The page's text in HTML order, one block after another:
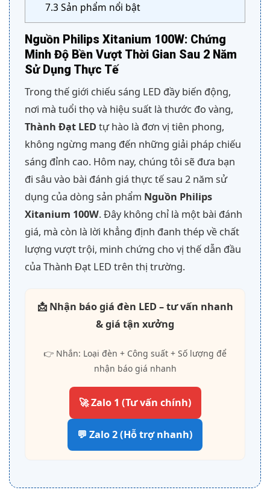
7.3 Sản phẩm nổi bật
Nguồn Philips Xitanium 100W: Chứng
Minh Độ Bền Vượt Thời Gian Sau 2 Năm
Sử Dụng Thực Tế
Trong thế giới chiếu sáng LED đầy biến động,
nơi mà tuổi thọ và hiệu suất là thước đo vàng,
Thành Đạt LED tự hào là đơn vị tiên phong,
không ngừng mang đến những giải pháp chiếu
sáng đỉnh cao. Hôm nay, chúng tôi sẽ đưa bạn
đi sâu vào bài đánh giá thực tế sau 2 năm sử
dụng của dòng sản phẩm Nguồn Philips
Xitanium 100W. Đây không chỉ là một bài đánh
giá, mà còn là lời khẳng định đanh thép về chất
lượng vượt trội, minh chứng cho vị thế dẫn đầu
của Thành Đạt LED trên thị trường.
📩 Nhận báo giá đèn LED – tư vấn nhanh
& giá tận xưởng
👉 Nhắn: Loại đèn + Công suất + Số lượng để
nhận báo giá nhanh
🚀 Zalo 1 (Tư vấn chính)
💬 Zalo 2 (Hỗ trợ nhanh)